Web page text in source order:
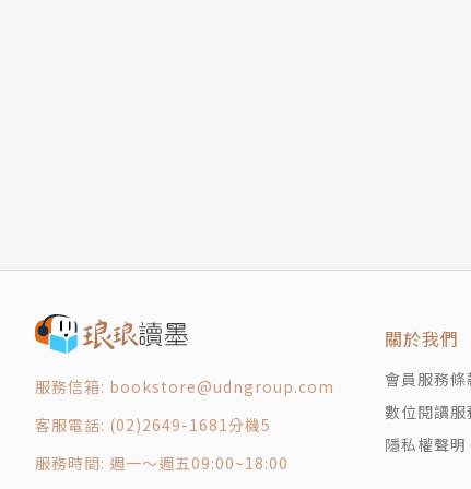
服務信箱: bookstore@udngroup.com
客服電話: (02)2649-1681分機5
服務時間: 週一～週五09:00~18:00
關於我們
會員服務條
數位閱讀服
隱私權聲明